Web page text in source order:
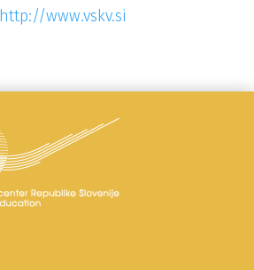
http://www.vskv.si